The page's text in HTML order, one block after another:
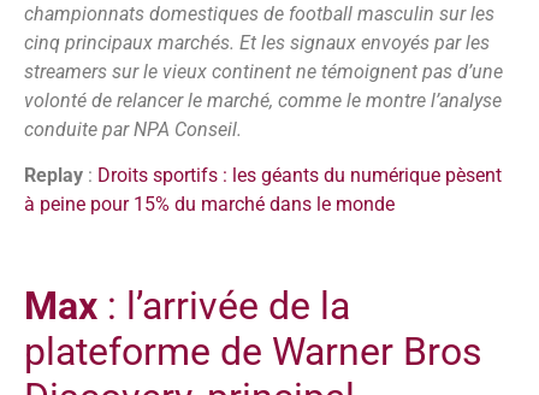
championnats domestiques de football masculin sur les
cinq principaux marchés. Et les signaux envoyés par les
streamers sur le vieux continent ne témoignent pas d’une
volonté de relancer le marché, comme le montre l’analyse
conduite par NPA Conseil.
Replay : Droits sportifs : les géants du numérique pèsent
à peine pour 15% du marché dans le monde
Max : l’arrivée de la
plateforme de Warner Bros